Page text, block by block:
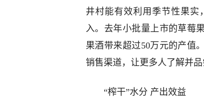
井村能有效利用季节性果实
入。去年小批量上市的草莓
果酒带来超过50万元的产值
销售渠道，让更多人了解并品
“榨干”水分 产出效益